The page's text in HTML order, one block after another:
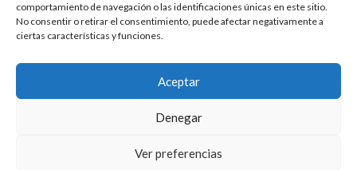
comportamiento de navegación o las identificaciones únicas en este sitio.
No consentir o retirar el consentimiento, puede afectar negativamente a
ciertas características y funciones.
Aceptar
Denegar
Ver preferencias